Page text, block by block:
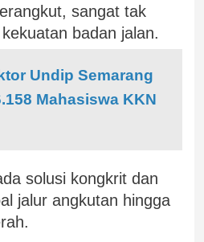
sangat tak
badan jalan.
Undip Semarang
Mahasiswa KKN
solusi kongkrit dan
jalur angkutan hingga